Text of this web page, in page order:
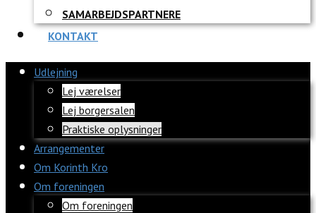
SAMARBEJDSPARTNERE
KONTAKT
Udlejning
Lej værelser
Lej borgersalen
Praktiske oplysninger
Arrangementer
Om Korinth Kro
Om foreningen
Om foreningen